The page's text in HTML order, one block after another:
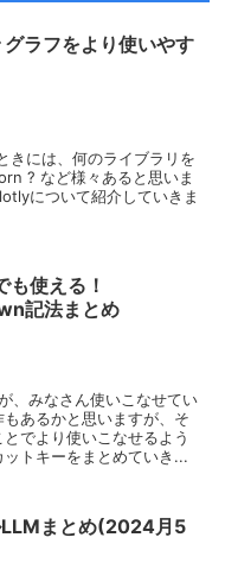
ラフをより使いやす
には、何のライブラリを
? など様々あると思いま
について紹介していきま
使える！
記法まとめ
、みなさん使いこなせてい
あるかと思いますが、そ
でより使いこなせるよう
トキーをまとめていき...
LLMまとめ(2024月5